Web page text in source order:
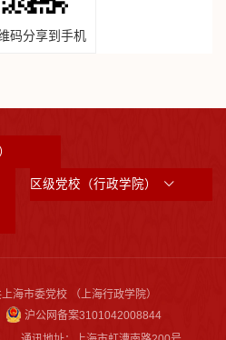
码分享到手机
区级党校（行政学院）
海市委党校 （上海行政学院）
沪公网备案3101042008844